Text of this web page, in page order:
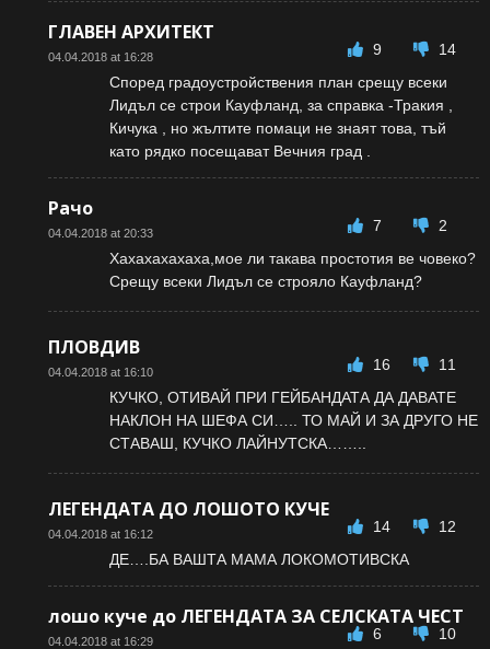
ГЛАВЕН АРХИТЕКТ
04.04.2018 at 16:28 9
14
Според градоустройствения план срещу всеки
Лидъл се строи Кауфланд, за справка -Тракия ,
Кичука , но жълтите помаци не знаят това, тъй
като рядко посещават Вечния град .
Рачо
04.04.2018 at 20:33 7
2
Хахахахахаха,мое ли такава простотия ве човеко?
Срещу всеки Лидъл се строяло Кауфланд?
ПЛОВДИВ
04.04.2018 at 16:10 16
11
КУЧКО, ОТИВАЙ ПРИ ГЕЙБАНДАТА ДА ДАВАТЕ
НАКЛОН НА ШЕФА СИ….. ТО МАЙ И ЗА ДРУГО НЕ
СТАВАШ, КУЧКО ЛАЙНУТСКА……..
ЛЕГЕНДАТА ДО ЛОШОТО КУЧЕ
04.04.2018 at 16:12 14
12
ДЕ….БА ВАШТА МАМА ЛОКОМОТИВСКА
лошо куче до ЛЕГЕНДАТА ЗА СЕЛСКАТА ЧЕСТ
04.04.2018 at 16:29 6
10